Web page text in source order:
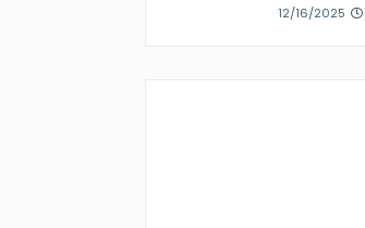
12/16/2025